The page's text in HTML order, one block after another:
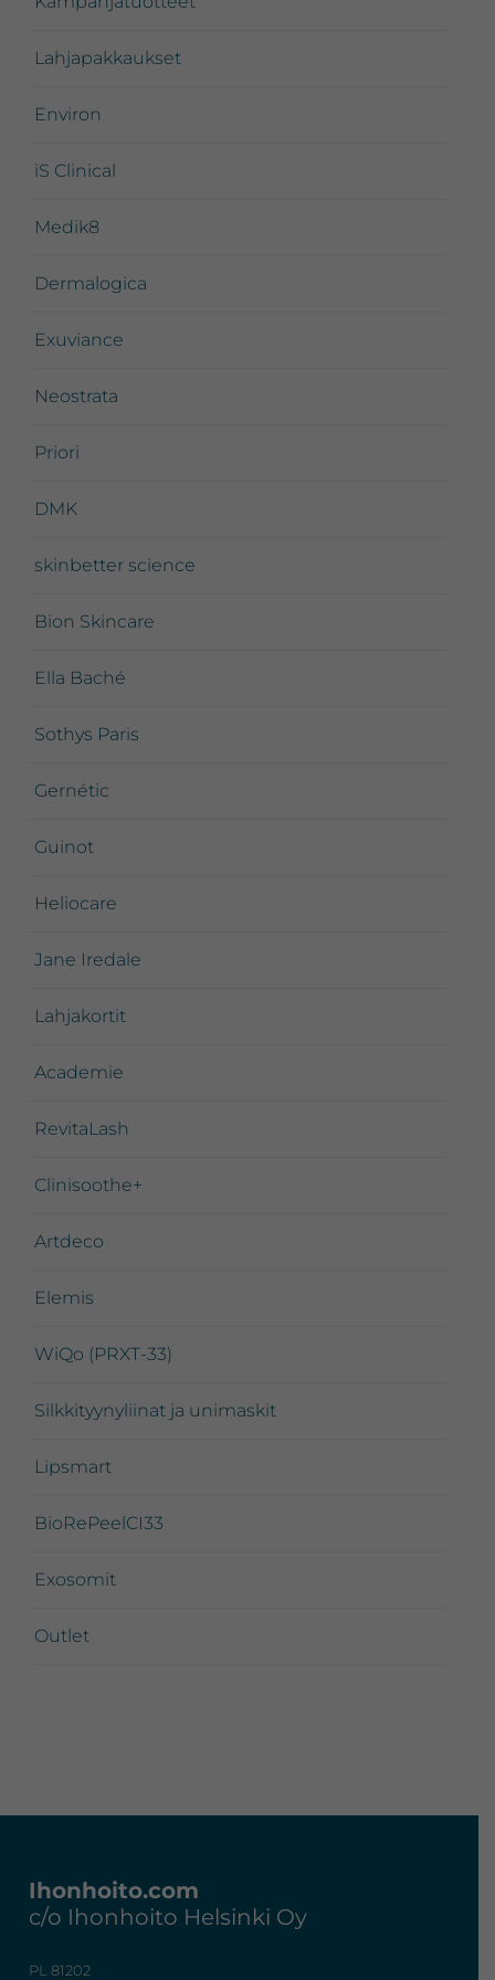
Lahjapakkaukset
Environ
iS Clinical
Medik8
Dermalogica
Exuviance
Neostrata
Priori
DMK
skinbetter science
Bion Skincare
Ella Baché
Sothys Paris
Gernétic
Guinot
Heliocare
Jane Iredale
Lahjakortit
Academie
RevitaLash
Clinisoothe+
Artdeco
Elemis
WiQo (PRXT-33)
Silkkityynyliinat ja unimaskit
Lipsmart
BioRePeelCI33
Exosomit
Outlet
Ihonhoito.com
c/o Ihonhoito Helsinki Oy
PL 81202